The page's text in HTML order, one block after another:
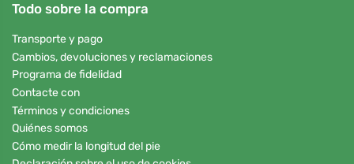
Todo sobre la compra
Transporte y pago
Cambios, devoluciones y reclamaciones
Programa de fidelidad
Contacte con
Términos y condiciones
Quiénes somos
Cómo medir la longitud del pie